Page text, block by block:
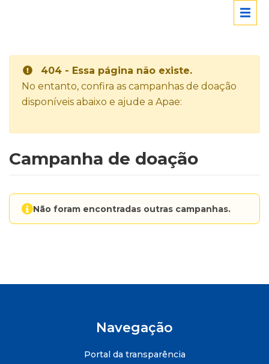
404 - Essa página não existe.
No entanto, confira as campanhas de doação
disponíveis abaixo e ajude a Apae:
Campanha de doação
Não foram encontradas outras campanhas.
Navegação
Portal da transparência